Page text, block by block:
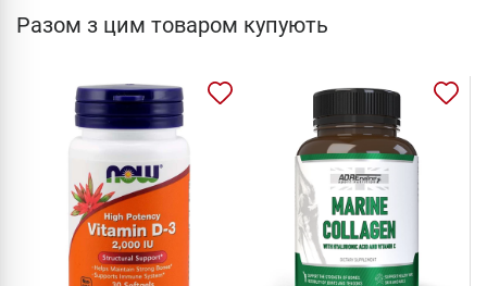
Разом з цим товаром купують